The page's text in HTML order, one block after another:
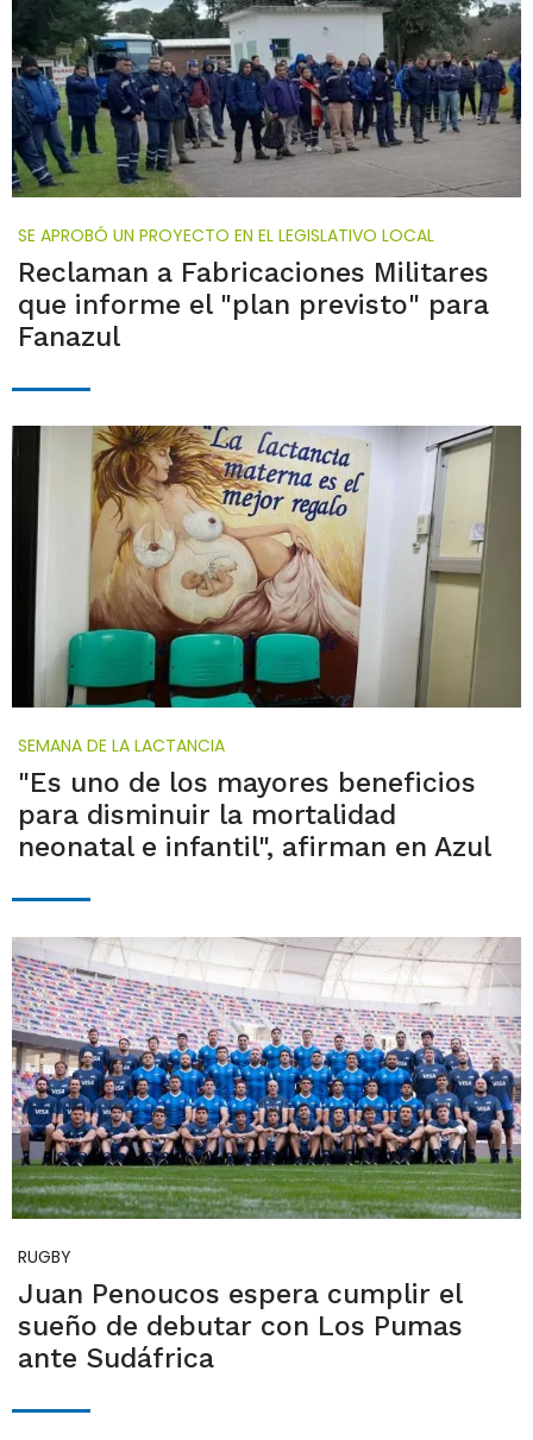
SE APROBÓ UN PROYECTO EN EL LEGISLATIVO LOCAL
Reclaman a Fabricaciones Militares
que informe el "plan previsto" para
Fanazul
SEMANA DE LA LACTANCIA
"Es uno de los mayores beneficios
para disminuir la mortalidad
neonatal e infantil", afirman en Azul
RUGBY
Juan Penoucos espera cumplir el
sueño de debutar con Los Pumas
ante Sudáfrica